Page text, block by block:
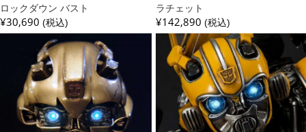
ロックダウン バスト
¥30,690 (税込)
ラチェット
¥142,890 (税込)